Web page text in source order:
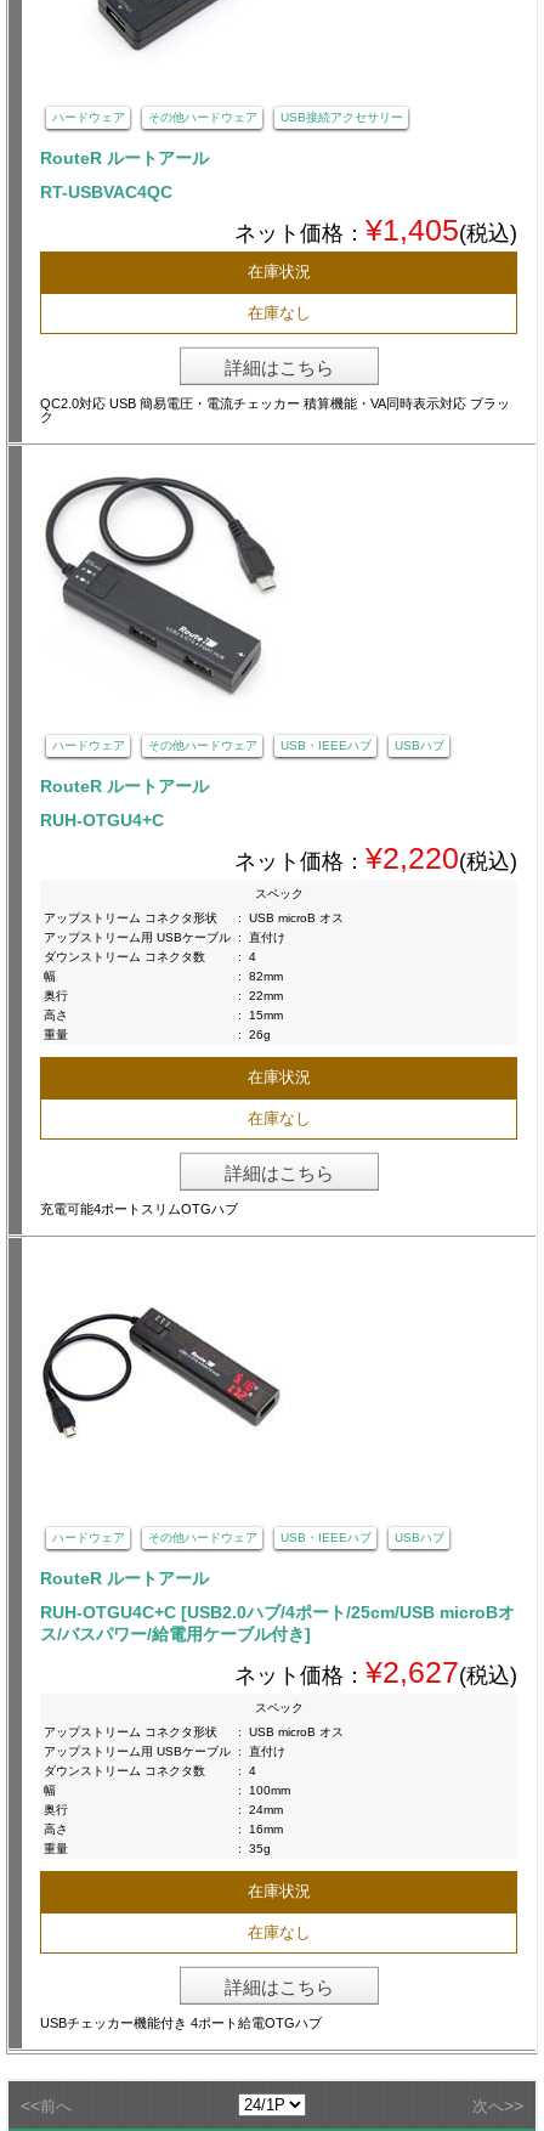
ハードウェア その他ハードウェア USB接続アクセサリー
RouteR ルートアール
RT-USBVAC4QC
ネット価格： ¥1,405(税込)
在庫状況
在庫なし
詳細はこちら
QC2.0対応 USB 簡易電圧・電流チェッカー 積算機能・VA同時表示対応 ブラッ
ク
ハードウェア その他ハードウェア USB・IEEEハブ USBハブ
RouteR ルートアール
RUH-OTGU4+C
ネット価格： ¥2,220(税込)
スペック
アップストリーム コネクタ形状
:
USB microB オス
アップストリーム用 USBケーブル :
直付け
ダウンストリーム コネクタ数
:
4
幅
:
82mm
奥行
:
22mm
高さ
:
15mm
重量
: 26g
在庫状況
在庫なし
詳細はこちら
充電可能4ポートスリムOTGハブ
ハードウェア その他ハードウェア USB・IEEEハブ USBハブ
RouteR ルートアール
RUH-OTGU4C+C [USB2.0ハブ/4ポート/25cm/USB microBオ
ス/バスパワー/給電用ケーブル付き]
ネット価格： ¥2,627(税込)
スペック
アップストリーム コネクタ形状
:
USB microB オス
アップストリーム用 USBケーブル :
直付け
ダウンストリーム コネクタ数
:
4
幅
:
100mm
奥行
:
24mm
高さ
:
16mm
重量
: 35g
在庫状況
在庫なし
詳細はこちら
USBチェッカー機能付き 4ポート給電OTGハブ
<<前へ 次へ>>